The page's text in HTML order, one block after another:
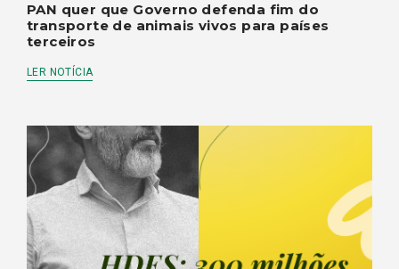
PAN quer que Governo defenda fim do
transporte de animais vivos para países
terceiros
LER NOTÍCIA